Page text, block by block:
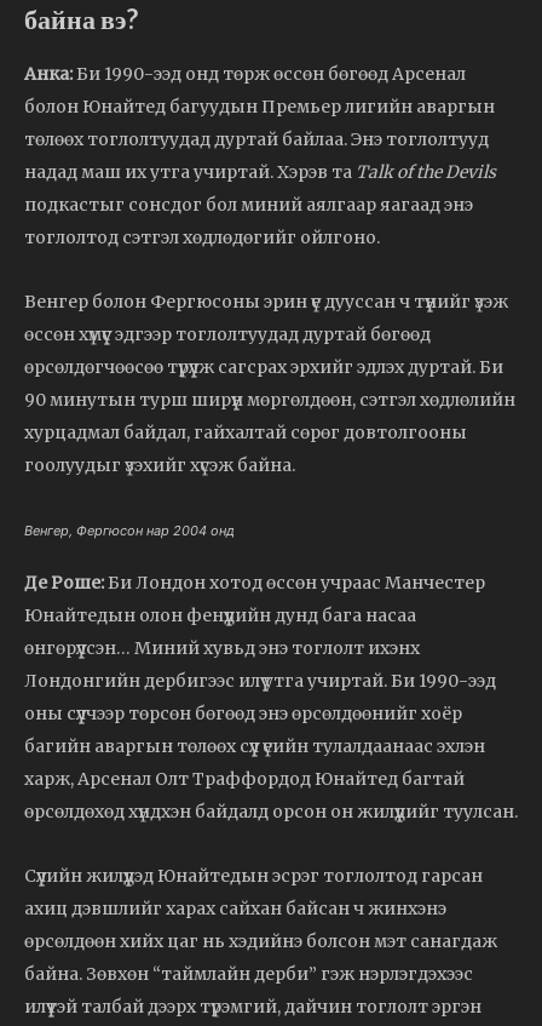
байна вэ?
Анка:Би 1990-ээд онд төрж өссөн бөгөөд Арсенал
болон Юнайтед багуудын Премьер лигийн аваргын
төлөөх тоглолтуудад дуртай байлаа. Энэ тоглолтууд
надад маш их утга учиртай. Хэрэв та Talk of the Devils
подкастыг сонсдог бол миний аялгаар яагаад энэ
тоглолтод сэтгэл хөдлөдөгийг ойлгоно.
Венгер болон Фергюсоны эрин үе дууссан ч түүнийг үзэж
өссөн хүмүүс эдгээр тоглолтуудад дуртай бөгөөд
өрсөлдөгчөөсөө түрүүлж сагсрах эрхийг эдлэх дуртай. Би
90 минутын турш ширүүн мөргөлдөөн, сэтгэл хөдлөлийн
хурцадмал байдал, гайхалтай сөрөг довтолгооны
гоолуудыг үзэхийг хүсэж байна.
Венгер, Фергюсон нар 2004 онд
Де Роше:Би Лондон хотод өссөн учраас Манчестер
Юнайтедын олон фенүүдийн дунд бага насаа
өнгөрүүлсэн… Миний хувьд энэ тоглолт ихэнх
Лондонгийн дербигээс илүү утга учиртай. Би 1990-ээд
оны сүүлчээр төрсөн бөгөөд энэ өрсөлдөөнийг хоёр
багийн аваргын төлөөх сүүл үеийн тулалдаанаас эхлэн
харж, Арсенал Олт Траффордод Юнайтед багтай
өрсөлдөхөд хүндхэн байдалд орсон он жилүүдийг туулсан.
Сүүлийн жилүүдэд Юнайтедын эсрэг тоглолтод гарсан
ахиц дэвшлийг харах сайхан байсан ч жинхэнэ
өрсөлдөөн хийх цаг нь хэдийнэ болсон мэт санагдаж
байна. Зөвхөн “таймлайн дерби” гэж нэрлэгдэхээс
илүүтэй талбай дээрх түрэмгий, дайчин тоглолт эргэн